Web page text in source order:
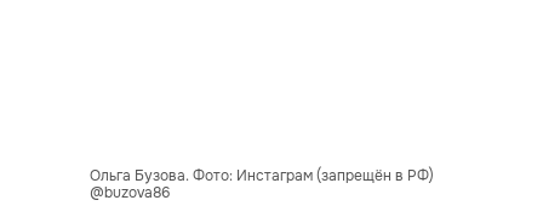
Ольга Бузова. Фото: Инстаграм (запрещён в РФ)
@buzova86